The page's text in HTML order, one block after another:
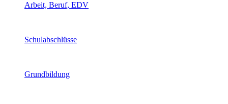
Arbeit, Beruf, EDV
Schulabschlüsse
Grundbildung